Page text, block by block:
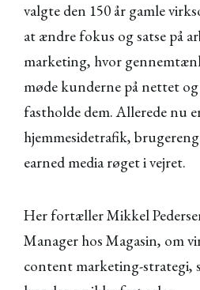
valgte den 150 år gamle
at ændre fokus og satse på
marketing, hvor
møde kunderne på nettet
fastholde dem. Allerede nu
hjemmesidetrafik,
earned media røget i vejret.
Her fortæller Mikkel
Manager hos Magasin, om
content marketing-strategi,